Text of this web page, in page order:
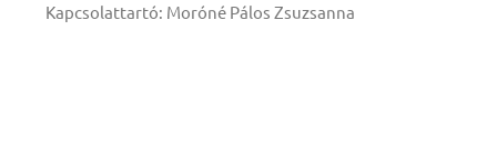
Kapcsolattartó: Moróné Pálos Zsuzsanna